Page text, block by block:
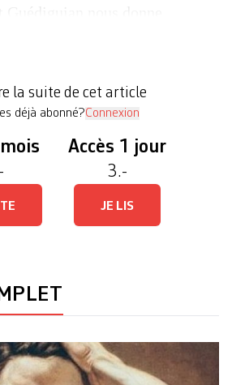
les […]
la suite de cet article
déjà abonné?Connexion
Accès 1 jour
3.-
JE LIS